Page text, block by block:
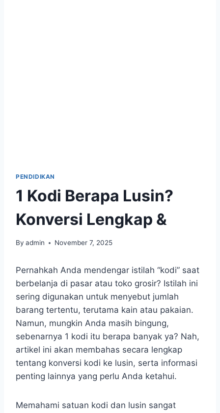
PENDIDIKAN
1 Kodi Berapa Lusin?
Konversi Lengkap &
By admin November 7, 2025
Pernahkah Anda mendengar istilah “kodi” saat
berbelanja di pasar atau toko grosir? Istilah ini
sering digunakan untuk menyebut jumlah
barang tertentu, terutama kain atau pakaian.
Namun, mungkin Anda masih bingung,
sebenarnya 1 kodi itu berapa banyak ya? Nah,
artikel ini akan membahas secara lengkap
tentang konversi kodi ke lusin, serta informasi
penting lainnya yang perlu Anda ketahui.
Memahami satuan kodi dan lusin sangat